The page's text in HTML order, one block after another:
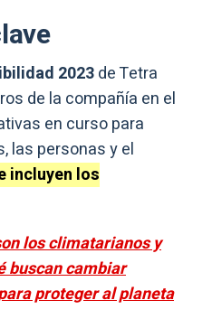
2023de Tetra
de la compañía en el
en curso para
las personas y el
incluyen los
los climatarianos y
buscan cambiar
proteger al planeta